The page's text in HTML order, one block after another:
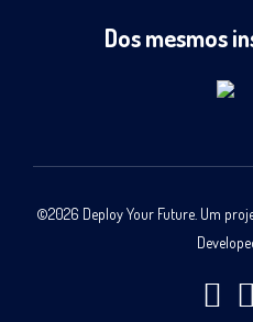
Dos mesmos
©2026 Deploy Your Future. Um